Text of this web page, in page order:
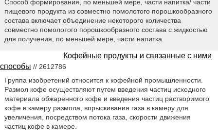
Способ формирования, по меньшей мере, части напитка/ части
пищевого продукта из совместно помолотого порошкообразного
состава включает объединение некоторого количества
совместно помолотого порошкообразного состава с жидкостью
для получения, по меньшей мере, части напитка.
Кофейные продукты и связанные с ними
способы // 2612786
Группа изобретений относится к кофейной промышленности.
Размол кофе осуществляют путем введения частиц исходного
материала обжаренного кофе и введения частиц растворимого
кофе в камеру размола, впрыскивания газа в камеру для
увеличения, посредством потока газа, скорости движения
частиц кофе в камере.